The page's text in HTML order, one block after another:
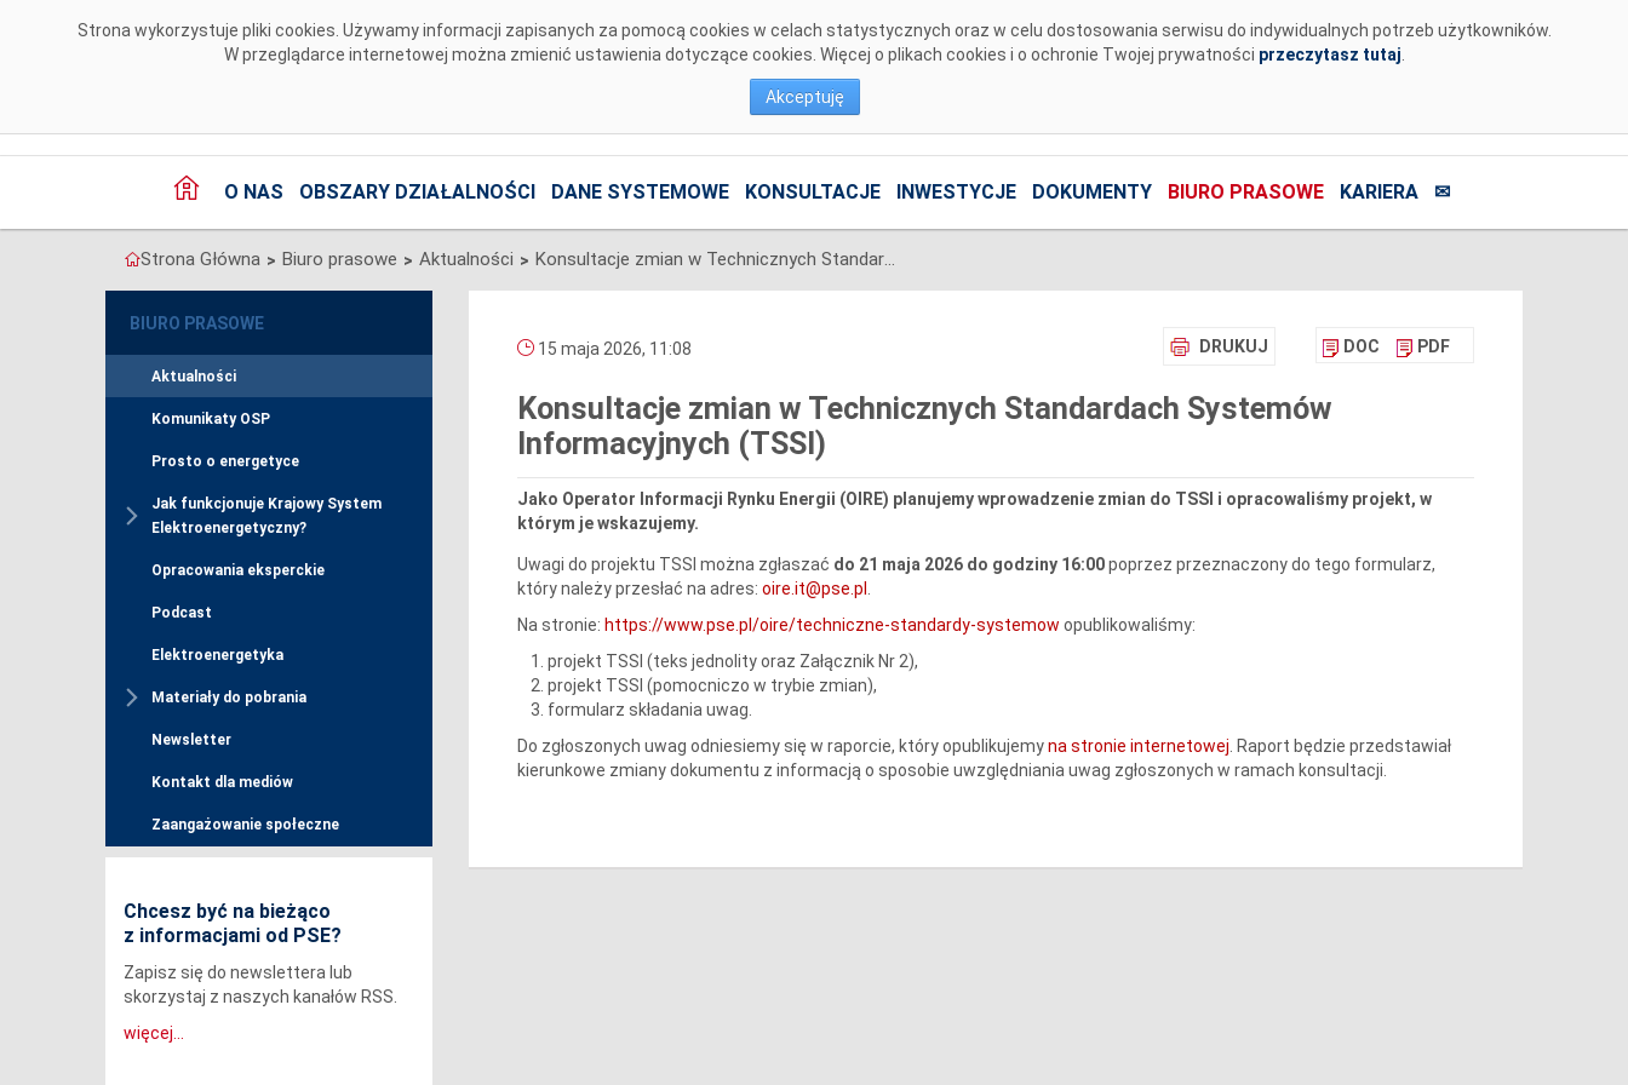
Strona wykorzystuje pliki cookies. Używamy informacji zapisanych za pomocą cookies w celach statystycznych oraz w celu dostosowania serwisu do indywidualnych potrzeb użytkowników.
W przeglądarce internetowej można zmienić ustawienia dotyczące cookies. Więcej o plikach cookies i o ochronie Twojej prywatności przeczytasz tutaj
Akceptuję
O NAS OBSZARY DZIAŁALNOŚCI DANE SYSTEMOWE KONSULTACJE INWESTYCJE DOKUMENTY BIURO PRASOWE KARIERA ✉
Strona Główna > Biuro prasowe > Aktualności > Konsultacje zmian w Technicznych Standardach Systemów Informacyjnych (TSSI)
BIURO PRASOWE
Aktualności
Komunikaty OSP
Prosto o energetyce
Jak funkcjonuje Krajowy System
Elektroenergetyczny?
Opracowania eksperckie
Podcast
Elektroenergetyka
Materiały do pobrania
Newsletter
Kontakt dla mediów
Zaangażowanie społeczne
Chcesz być na bieżąco
z informacjami od PSE?
Zapisz się do newslettera lub
skorzystaj z naszych kanałów RSS.
więcej...
DRUKUJ DOC PDF
15 maja 2026, 11:08
Konsultacje zmian w Technicznych Standardach Systemów
Informacyjnych (TSSI)
Jako Operator Informacji Rynku Energii (OIRE) planujemy wprowadzenie zmian do TSSI i opracowaliśmy projekt, w
którym je wskazujemy.
Uwagi do projektu TSSI można zgłaszać do 21 maja 2026 do godziny 16:00poprzez przeznaczony do tego formularz,
który należy przesłać na adres: oire.it@pse.pl
Na stronie: https://www.pse.pl/oire/techniczne-standardy-systemow opublikowaliśmy:
projekt TSSI (teks jednolity oraz Załącznik Nr 2),
projekt TSSI (pomocniczo w trybie zmian),
formularz składania uwag.
Do zgłoszonych uwag odniesiemy się w raporcie, który opublikujemyna stronie internetowej . Raport będzie przedstawiał
kierunkowe zmiany dokumentu z informacją o sposobie uwzględniania uwag zgłoszonych w ramach konsultacji.